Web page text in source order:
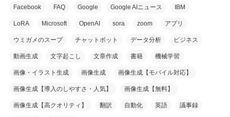
Facebook FAQ Google Google AIニュース IBM
LoRA Microsoft OpenAI sora zoom アプリ
ウミガメのスープ チャットボット データ分析 ビジネス
動画生成 文字起こし 文章作成 書籍 機械学習
画像・イラスト生成 画像生成 画像生成【モバイル対応】
画像生成【導入のしやすさ・人気】 画像生成【無料】
画像生成【高クオリティ】 翻訳 自動化 英語 議事録